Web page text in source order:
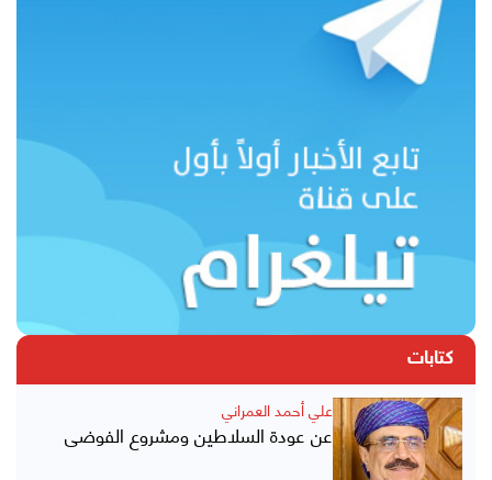
كتابات
علي أحمد العمراني
عن عودة السلاطين ومشروع الفوضى